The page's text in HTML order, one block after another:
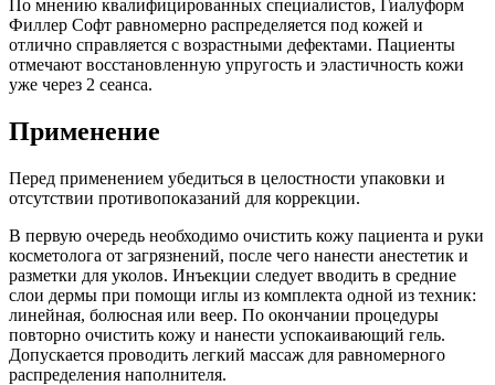
По мнению квалифицированных специалистов, Гиалуформ
Филлер Софт равномерно распределяется под кожей и
отлично справляется с возрастными дефектами. Пациенты
отмечают восстановленную упругость и эластичность кожи
уже через 2 сеанса.
Применение
Перед применением убедиться в целостности упаковки и
отсутствии противопоказаний для коррекции.
В первую очередь необходимо очистить кожу пациента и руки
косметолога от загрязнений, после чего нанести анестетик и
разметки для уколов. Инъекции следует вводить в средние
слои дермы при помощи иглы из комплекта одной из техник:
линейная, болюсная или веер. По окончании процедуры
повторно очистить кожу и нанести успокаивающий гель.
Допускается проводить легкий массаж для равномерного
распределения наполнителя.